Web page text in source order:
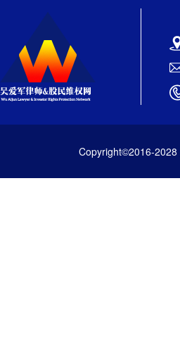
Copyright©2016-